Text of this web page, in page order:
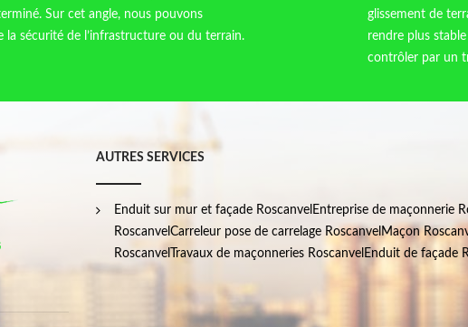
Sur cet angle, nous pouvons
sécurité de l’infrastructure ou du terrain.
glissement de
rendre plus
contrôler par un
AUTRES SERVICES
Enduit sur mur et façade Roscanvel Entreprise de maçonnerie
Roscanvel Carreleur pose de carrelage RoscanvelMaçon
Roscanvel
Travaux de maçonneries Roscanvel Enduit de façade